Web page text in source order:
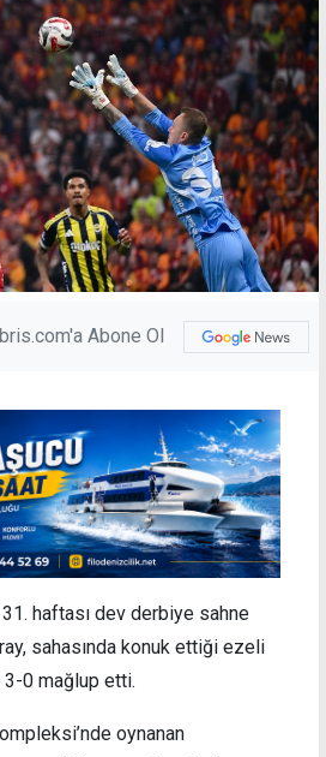
Abone Ol
haftası dev derbiye sahne
sahasında konuk ettiği ezeli
3-0 mağlup etti.
oynanan